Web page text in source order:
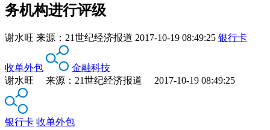
务机构进行评级
谢水旺 来源： 21世纪经济报道 2017-10-19 08:49:25 银行卡
收单外包
金融科技
谢水旺 来源：21世纪经济报道 2017-10-19 08:49:25
银行卡 收单外包